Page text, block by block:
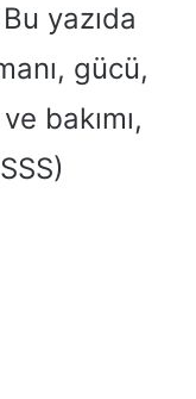
yazıda
gücü,
bakımı,